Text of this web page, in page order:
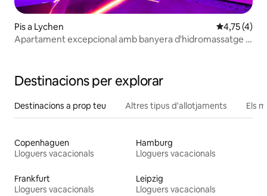
Pis a Lychen 4,75 de
4,75 (4)
Apartament excepcional amb banyera d'hidromassatge i
Destinacions per explorar
Destinacions a prop teu Altres tipus d'allotjaments Els
Copenhaguen
Lloguers vacacionals
Hamburg
Lloguers vacacionals
Frankfurt
Lloguers vacacionals
Leipzig
Lloguers vacacionals